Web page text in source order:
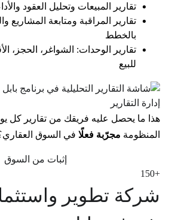
تقارير المبيعات وتحليل العقود
تقارير المراقبة ومتابعة المشاريع
بالخطط
تقارير الوحدات: الشواغر، الحجز،
للبيع
إدارة التقارير
هذا ما يحصل عليه فريقك من تقارير كل
المنظومة مجرّبة فعلًا في السوق
إثبات من السوق
+
150
شركة تطوير